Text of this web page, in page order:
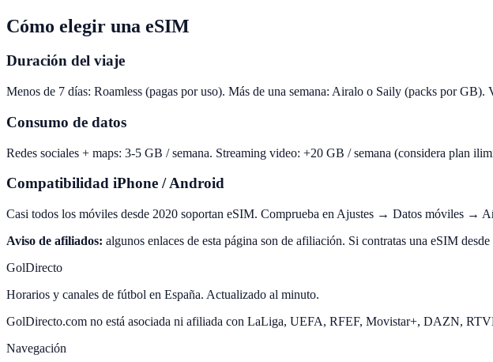
Cómo elegir una eSIM
Duración del viaje
Menos de 7 días: Roamless (pagas por uso). Más de una semana: Airalo o Saily (packs por
Consumo de datos
Redes sociales + maps: 3-5 GB / semana. Streaming video: +20 GB / semana (considera plan
Compatibilidad iPhone / Android
Casi todos los móviles desde 2020 soportan eSIM. Comprueba en Ajustes → Datos móviles →
Aviso de afiliados: algunos enlaces de esta página son de afiliación. Si contratas una eSIM
GolDirecto
Horarios y canales de fútbol en España. Actualizado al minuto.
GolDirecto.com no está asociada ni afiliada con LaLiga, UEFA, RFEF, Movistar+, DAZN,
Navegación